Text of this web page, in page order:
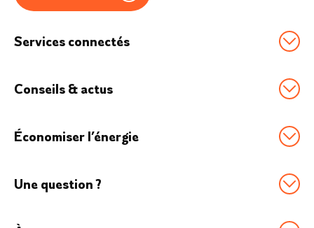
Services connectés
Option Effacement
Conseils & actus
Économies d'énergie
Maison connectée
Économiser l’énergie
Comment réduire sa conso d’énergie ?
Une question ?